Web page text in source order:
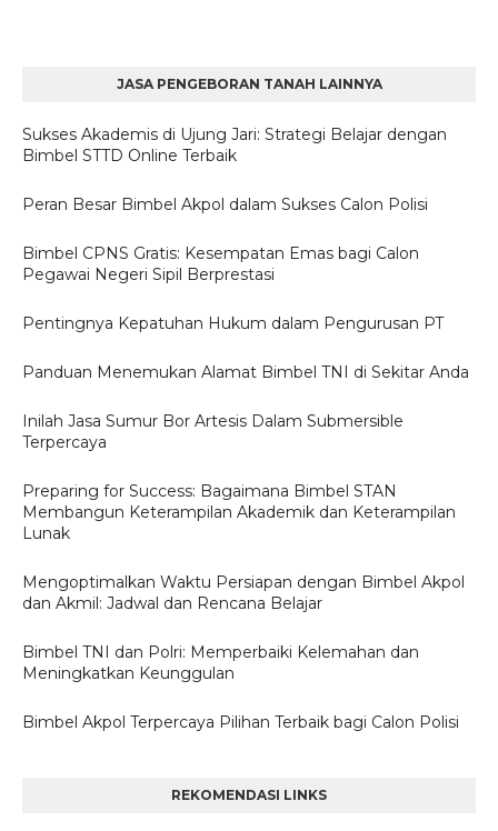
JASA PENGEBORAN TANAH LAINNYA
Sukses Akademis di Ujung Jari: Strategi Belajar dengan
Bimbel STTD Online Terbaik
Peran Besar Bimbel Akpol dalam Sukses Calon Polisi
Bimbel CPNS Gratis: Kesempatan Emas bagi Calon
Pegawai Negeri Sipil Berprestasi
Pentingnya Kepatuhan Hukum dalam Pengurusan PT
Panduan Menemukan Alamat Bimbel TNI di Sekitar Anda
Inilah Jasa Sumur Bor Artesis Dalam Submersible
Terpercaya
Preparing for Success: Bagaimana Bimbel STAN
Membangun Keterampilan Akademik dan Keterampilan
Lunak
Mengoptimalkan Waktu Persiapan dengan Bimbel Akpol
dan Akmil: Jadwal dan Rencana Belajar
Bimbel TNI dan Polri: Memperbaiki Kelemahan dan
Meningkatkan Keunggulan
Bimbel Akpol Terpercaya Pilihan Terbaik bagi Calon Polisi
REKOMENDASI LINKS